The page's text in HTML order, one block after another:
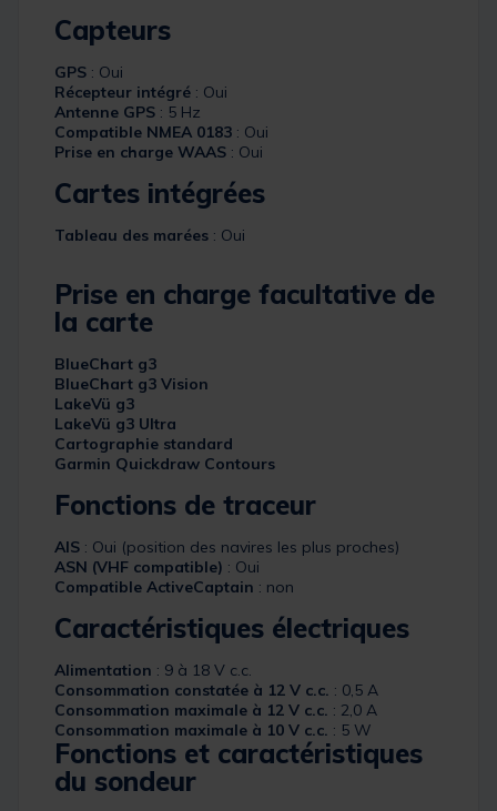
Capteurs
GPS : Oui
Récepteur intégré : Oui
Antenne GPS : 5 Hz
Compatible NMEA 0183 : Oui
Prise en charge WAAS : Oui
Cartes intégrées
Tableau des marées : Oui
Prise en charge facultative de
la carte
BlueChart g3
BlueChart g3 Vision
LakeVü g3
LakeVü g3 Ultra
Cartographie standard
Garmin Quickdraw Contours
Fonctions de traceur
AIS : Oui (position des navires les plus proches)
ASN (VHF compatible) : Oui
Compatible ActiveCaptain : non
Caractéristiques électriques
Alimentation : 9 à 18 V c.c.
Consommation constatée à 12 V c.c. : 0,5 A
Consommation maximale à 12 V c.c. : 2,0 A
Consommation maximale à 10 V c.c. : 5 W
Fonctions et caractéristiques
du sondeur